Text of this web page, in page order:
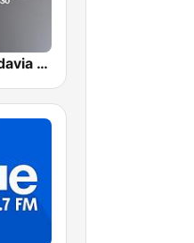
Radio Rivadavia 630 AM